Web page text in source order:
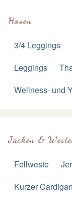
Hosen
3/4 Leggings
Leggings
Wellness- und
Jacken &
Fellweste
Kurzer Cardigan